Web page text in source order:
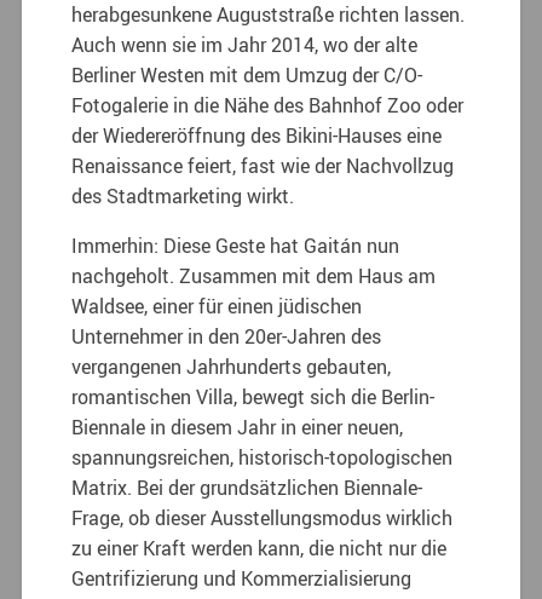
herabgesunkene Auguststraße richten lassen.
Auch wenn sie im Jahr 2014, wo der alte
Berliner Westen mit dem Umzug der C/O-
Fotogalerie in die Nähe des Bahnhof Zoo oder
der Wiedereröffnung des Bikini-Hauses eine
Renaissance feiert, fast wie der Nachvollzug
des Stadtmarketing wirkt.
Immerhin: Diese Geste hat Gaitán nun
nachgeholt. Zusammen mit dem Haus am
Waldsee, einer für einen jüdischen
Unternehmer in den 20er-Jahren des
vergangenen Jahrhunderts gebauten,
romantischen Villa, bewegt sich die Berlin-
Biennale in diesem Jahr in einer neuen,
spannungsreichen, historisch-topologischen
Matrix. Bei der grundsätzlichen Biennale-
Frage, ob dieser Ausstellungsmodus wirklich
zu einer Kraft werden kann, die nicht nur die
Gentrifizierung und Kommerzialisierung